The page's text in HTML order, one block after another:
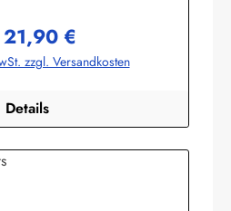
Bekleidungswerk
Wittmundinfo@modas-
Preis:
21,90 €
zzgl. Versandkosten
Details